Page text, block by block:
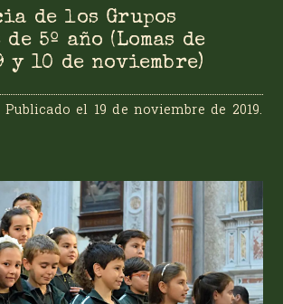
de los Grupos
5º año (Lomas de
y 10 de noviembre)
Publicado el 19 de noviembre de 2019.